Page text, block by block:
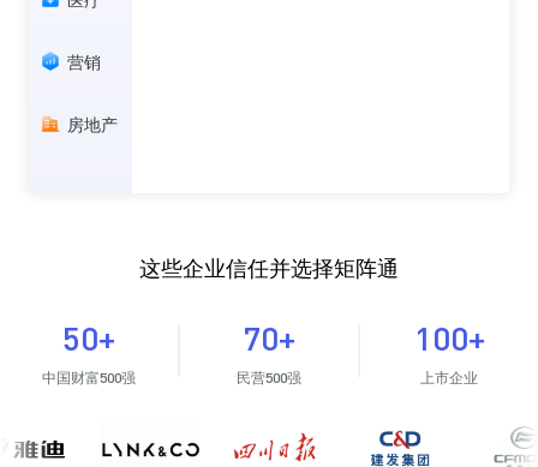
营销
房地产
这些企业信任并选择矩阵通
50+
中国财富500强
70+
民营500强
100+
上市企业